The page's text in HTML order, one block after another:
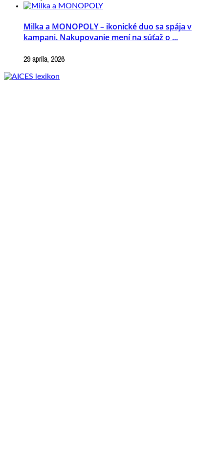
Milka a MONOPOLY – ikonické duo sa spája v
kampani. Nakupovanie mení na súťaž o ...
29 apríla, 2026